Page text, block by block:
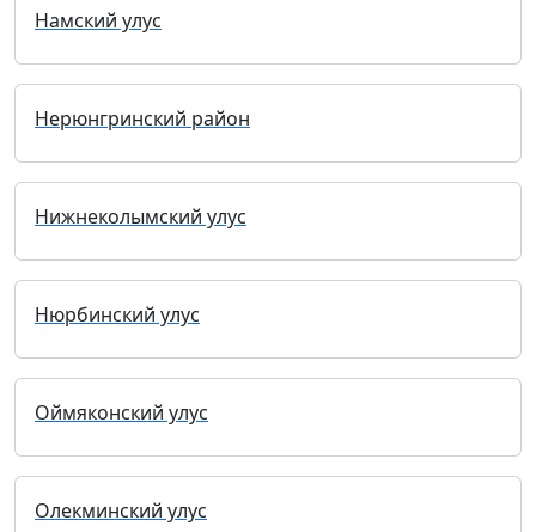
Намский улус
Нерюнгринский район
Нижнеколымский улус
Нюрбинский улус
Оймяконский улус
Олекминский улус